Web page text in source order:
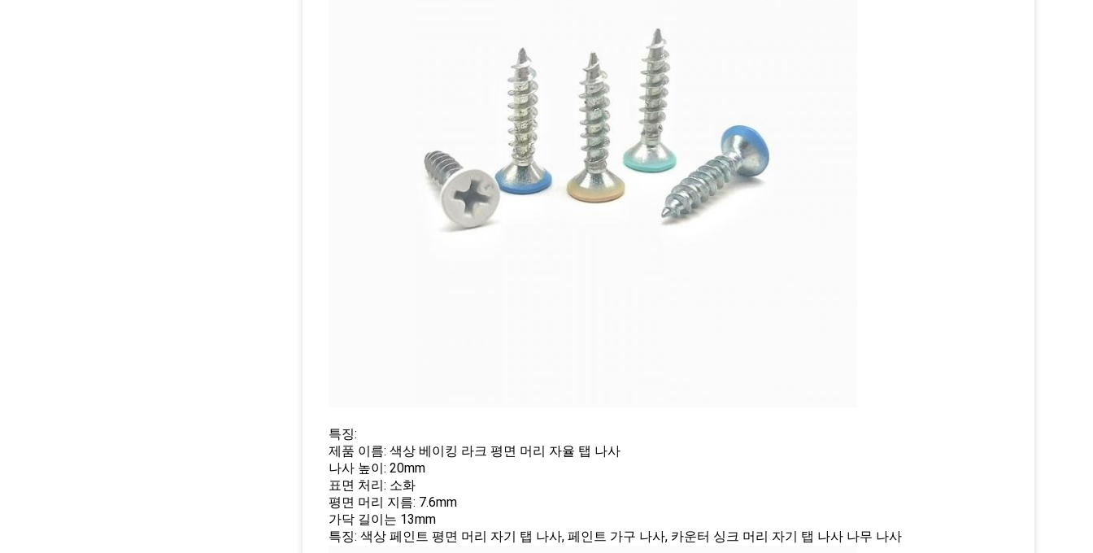
특징:
제품 이름: 색상 베이킹 라크 평면 머리 자율 탭 나사
나사 높이: 20mm
표면 처리: 소화
평면 머리 지름: 7.6mm
가닥 길이는 13mm
특징: 색상 페인트 평면 머리 자기 탭 나사, 페인트 가구 나사, 카운터 싱크 머리 자기 탭 나사 나무 나사